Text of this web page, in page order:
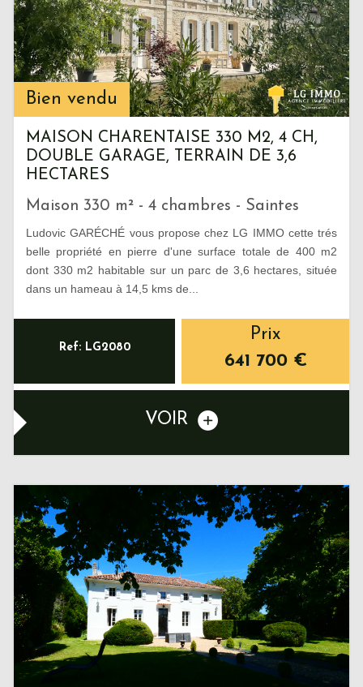
Bien vendu
MAISON CHARENTAISE 330 M2, 4 CH,
DOUBLE GARAGE, TERRAIN DE 3,6
HECTARES
Maison 330 m² - 4 chambres - Saintes
Ludovic GARÉCHÉ vous propose chez LG IMMO cette trés
belle propriété en pierre d'une surface totale de 400 m2
dont 330 m2 habitable sur un parc de 3,6 hectares, située
dans un hameau à 14,5 kms de...
Ref: LG2080
Prix
641 700 €
VOIR